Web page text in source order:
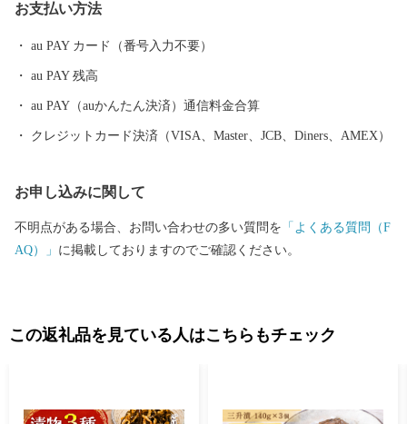
下有数の酒どころでもあり、毎年3月に市内6蔵が同時に蔵開きを
行う「鹿島酒蔵ツーリズム
お支払い方法
au PAY カード（番号入力不要）
au PAY 残高
au PAY（auかんたん決済）通信料金合算
クレジットカード決済（VISA、Master、JCB、Diners、AMEX）
お申し込みに関して
不明点がある場合、お問い合わせの多い質問を 「よくある質問（F
AQ）」 に掲載しておりますのでご確認ください。
この返礼品を見ている人はこちらもチェック